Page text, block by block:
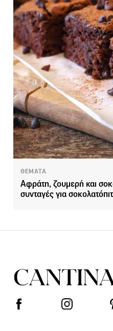
ΘΕΜΑΤΑ
Αφράτη, ζουμερή και
συνταγές για